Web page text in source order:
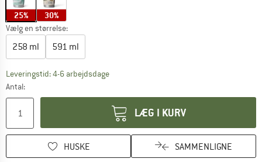
25% 30%
Vælg en størrelse:
258 ml 591 ml
Leveringstid: 4-6 arbejdsdageLinket åbnes i en infoboks og indeholder
Antal:
LÆG I KURV
HUSKE SAMMENLIGNE